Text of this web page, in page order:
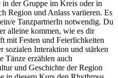
der Gruppe im Kreis oder in
Region und Anlass variieren. Es
e TanzpartnerIn notwendig. Du
alleine kommen, wie es dir
mit Festen und Feierlichkeiten
sozialen Interaktion und stärken
Tänze erzählen auch
und Geschichte der Region